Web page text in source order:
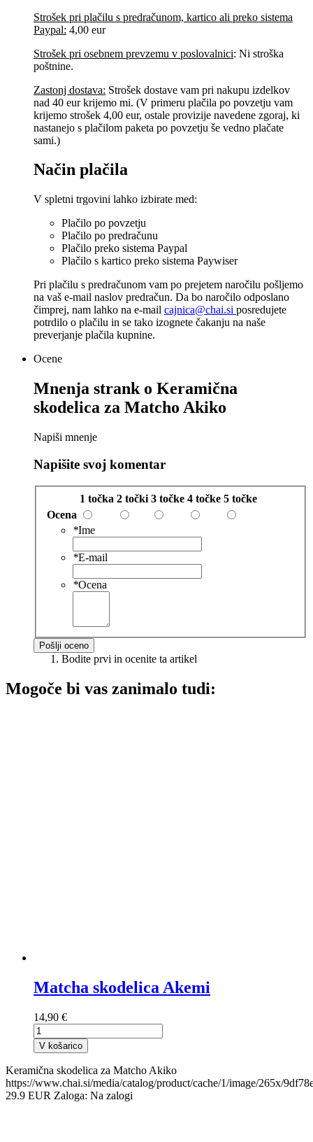
Strošek pri plačilu s predračunom, kartico ali preko sistema
Paypal: 4,00 eur
Strošek pri osebnem prevzemu v poslovalnici: Ni stroška
poštnine.
Zastonj dostava: Strošek dostave vam pri nakupu izdelkov
nad 40 eur krijemo mi. (V primeru plačila po povzetju vam
krijemo strošek 4,00 eur, ostale provizije navedene zgoraj, ki
nastanejo s plačilom paketa po povzetju še vedno plačate
sami.)
Način plačila
V spletni trgovini lahko izbirate med:
Plačilo po povzetju
Plačilo po predračunu
Plačilo preko sistema Paypal
Plačilo s kartico preko sistema Paywiser
Pri plačilu s predračunom vam po prejetem naročilu pošljemo
na vaš e-mail naslov predračun. Da bo naročilo odposlano
čimprej, nam lahko na e-mail cajnica@chai.si posredujete
potrdilo o plačilu in se tako izognete čakanju na naše
preverjanje plačila kupnine.
Ocene
Mnenja strank o Keramična
skodelica za Matcho Akiko
Napiši mnenje
Napišite svoj komentar
1 točka 2 točki 3 točke 4 točke 5 točke
Ocena
*Ime
*E-mail
*Ocena
Pošlji oceno
Bodite prvi in ocenite ta artikel
Mogoče bi vas zanimalo tudi:
Matcha skodelica Akemi
14,90 €
V košarico
Keramična skodelica za Matcho Akiko
https://www.chai.si/media/catalog/product/cache/1/image/265x/
29.9 EUR Zaloga: Na zalogi